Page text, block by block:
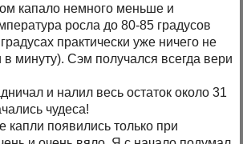
капало немного меньше и
росла до 80-85 градусов
практически уже ничего не
в минуту). Сэм получался всегда вери
и налил весь остаток около 31
чудеса!
появились только при